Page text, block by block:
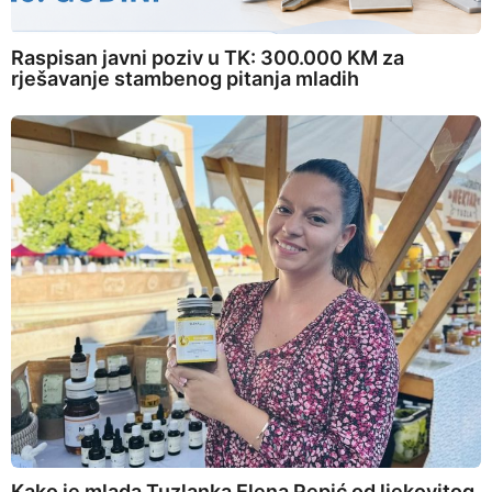
Raspisan javni poziv u TK: 300.000 KM za
rješavanje stambenog pitanja mladih